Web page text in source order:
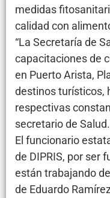
medidas
calidad con
“La Secretaría de
capacitaciones de
en Puerto Arista,
destinos turísticos,
respectivas
secretario de Salud.
El funcionario
de DIPRIS, por ser
están trabajando
de Eduardo